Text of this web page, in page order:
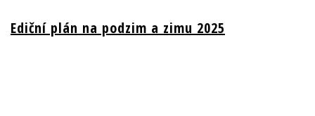
Ediční plán na podzim a zimu 2025